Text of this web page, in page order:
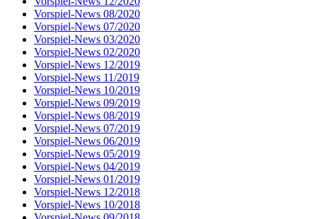
Vorspiel-News 08/2020
Vorspiel-News 07/2020
Vorspiel-News 03/2020
Vorspiel-News 02/2020
Vorspiel-News 12/2019
Vorspiel-News 11/2019
Vorspiel-News 10/2019
Vorspiel-News 09/2019
Vorspiel-News 08/2019
Vorspiel-News 07/2019
Vorspiel-News 06/2019
Vorspiel-News 05/2019
Vorspiel-News 04/2019
Vorspiel-News 01/2019
Vorspiel-News 12/2018
Vorspiel-News 10/2018